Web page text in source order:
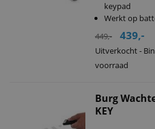
keypad
Werkt op
449,-
439,-
Uitverkocht -
voorraad
Burg
KEY